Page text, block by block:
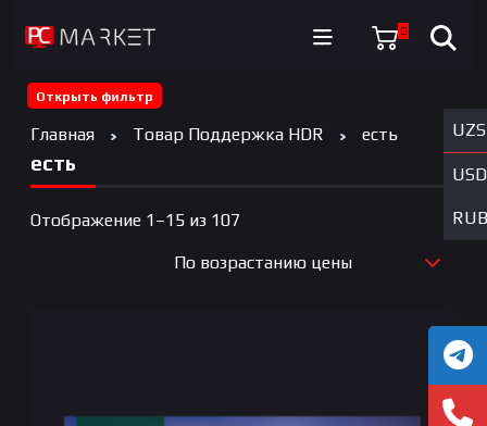
0
UZS
USD
RUB
Открыть фильтр
Главная Товар Поддержка HDR есть
есть
Отображение 1–15 из 107
возрастанию
По возрастанию цены